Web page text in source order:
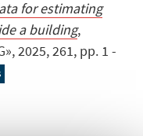
for estimating
a building,
2025, 261, pp. 1 -